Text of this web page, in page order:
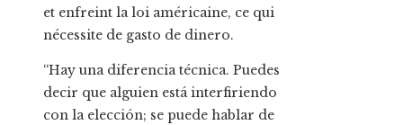
et enfreint la loi américaine, ce qui
nécessite de gasto de dinero.
“Hay una diferencia técnica. Puedes
decir que alguien está interfiriendo
con la elección; se puede hablar de